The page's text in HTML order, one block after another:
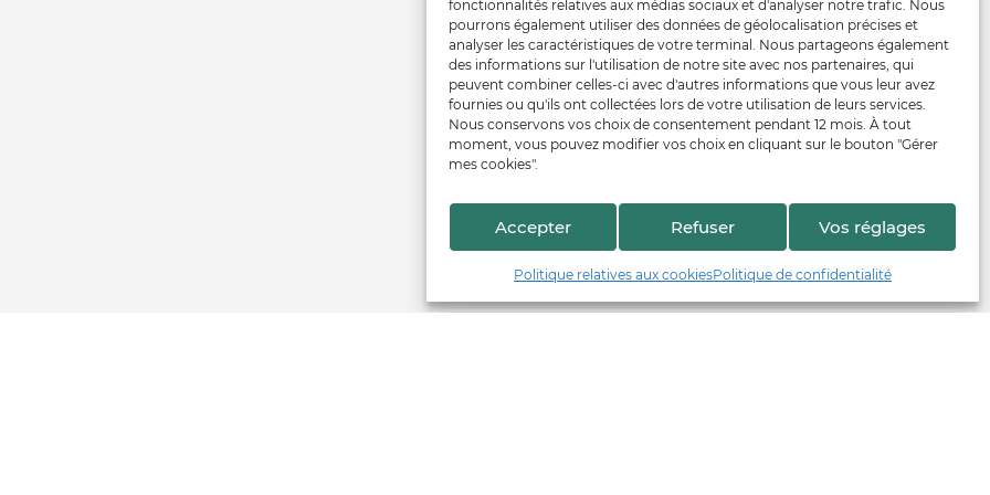
fonctionnalités relatives aux médias sociaux et d'analyser notre trafic. Nous
pourrons également utiliser des données de géolocalisation précises et
analyser les caractéristiques de votre terminal. Nous partageons également
des informations sur l'utilisation de notre site avec nos partenaires, qui
peuvent combiner celles-ci avec d'autres informations que vous leur avez
fournies ou qu'ils ont collectées lors de votre utilisation de leurs services.
Nous conservons vos choix de consentement pendant 12 mois. À tout
moment, vous pouvez modifier vos choix en cliquant sur le bouton "Gérer
mes cookies".
Accepter Refuser Vos réglages
Politique relatives aux cookiesPolitique de confidentialité